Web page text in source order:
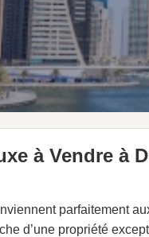
à Vendre à
parfaitement
d’une propriété